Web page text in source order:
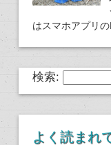
はスマホアプリ
検索:
よく読まれ